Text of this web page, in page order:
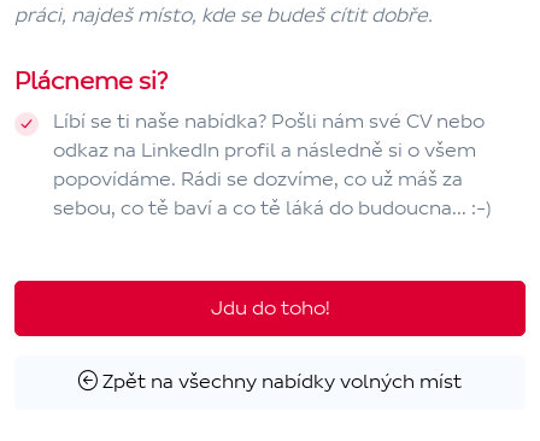
práci, najdeš místo, kde se budeš cítit dobře.
Plácneme si?
Líbí se ti naše nabídka? Pošli nám své CV nebo
odkaz na LinkedIn profil a následně si o všem
popovídáme. Rádi se dozvíme, co už máš za
sebou, co tě baví a co tě láká do budoucna... :-)
Jdu do toho!
Zpět na všechny nabídky volných míst